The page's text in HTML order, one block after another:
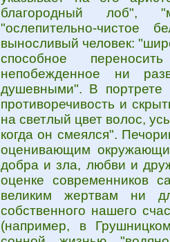
благородный лоб",
"ослепительно-чистое
выносливый человек:
способное
непобежденное ни
душевными". В портрете
противоречивость и
на светлый цвет волос,
когда он смеялся".
оценивающим
добра и зла, любви и
оценке современников
великим жертвам ни
собственного нашего
(например, в